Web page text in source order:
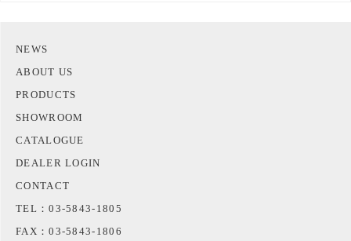
NEWS
ABOUT US
PRODUCTS
SHOWROOM
CATALOGUE
DEALER LOGIN
CONTACT
TEL：03-5843-1805
FAX：03-5843-1806